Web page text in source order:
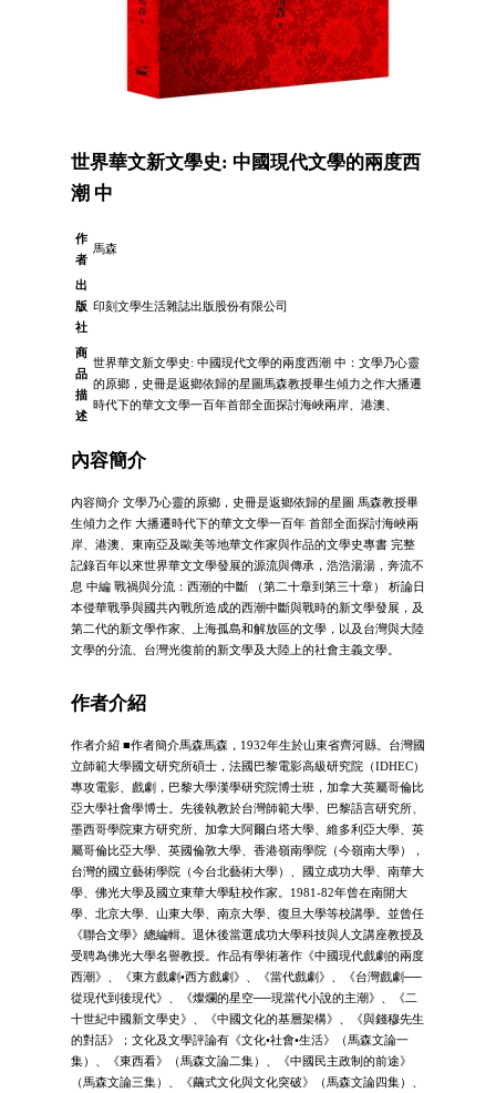
世界華文新文學史: 中國現代文學的兩度西
潮 中
作
者
馬森
出
版
社
印刻文學生活雜誌出版股份有限公司
商
品
描
述
世界華文新文學史: 中國現代文學的兩度西潮 中：文學乃心靈
的原鄉，史冊是返鄉依歸的星圖馬森教授畢生傾力之作大播遷
時代下的華文文學一百年首部全面探討海峽兩岸、港澳、
內容簡介
內容簡介 文學乃心靈的原鄉，史冊是返鄉依歸的星圖 馬森教授畢
生傾力之作 大播遷時代下的華文文學一百年 首部全面探討海峽兩
岸、港澳、東南亞及歐美等地華文作家與作品的文學史專書 完整
記錄百年以來世界華文文學發展的源流與傳承，浩浩湯湯，奔流不
息 中編 戰禍與分流：西潮的中斷 （第二十章到第三十章） 析論日
本侵華戰爭與國共內戰所造成的西潮中斷與戰時的新文學發展，及
第二代的新文學作家、上海孤島和解放區的文學，以及台灣與大陸
文學的分流、台灣光復前的新文學及大陸上的社會主義文學。
作者介紹
作者介紹 ■作者簡介馬森馬森，1932年生於山東省齊河縣。台灣國
立師範大學國文研究所碩士，法國巴黎電影高級研究院（IDHEC）
專攻電影、戲劇，巴黎大學漢學研究院博士班，加拿大英屬哥倫比
亞大學社會學博士。先後執教於台灣師範大學、巴黎語言研究所、
墨西哥學院東方研究所、加拿大阿爾白塔大學、維多利亞大學、英
屬哥倫比亞大學、英國倫敦大學、香港嶺南學院（今嶺南大學），
台灣的國立藝術學院（今台北藝術大學）、國立成功大學、南華大
學、佛光大學及國立東華大學駐校作家。1981-82年曾在南開大
學、北京大學、山東大學、南京大學、復旦大學等校講學。並曾任
《聯合文學》總編輯。退休後當選成功大學科技與人文講座教授及
受聘為佛光大學名譽教授。作品有學術著作《中國現代戲劇的兩度
西潮》、《東方戲劇•西方戲劇》、《當代戲劇》、《台灣戲劇──
從現代到後現代》、《燦爛的星空──現當代小說的主潮》、《二
十世紀中國新文學史》、《中國文化的基層架構》、《與錢穆先生
的對話》；文化及文學評論有《文化•社會•生活》（馬森文論一
集）、《東西看》（馬森文論二集）、《中國民主政制的前途》
（馬森文論三集）、《繭式文化與文化突破》（馬森文論四集）、